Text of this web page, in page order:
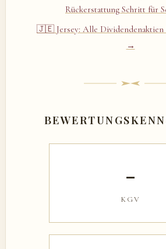
Rückerstattung Schritt für
🇯🇪 Jersey: Alle
→
–
KGV